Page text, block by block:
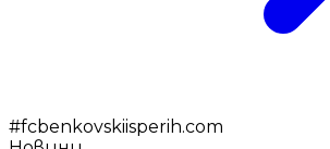
#fcbenkovskiisperih.com